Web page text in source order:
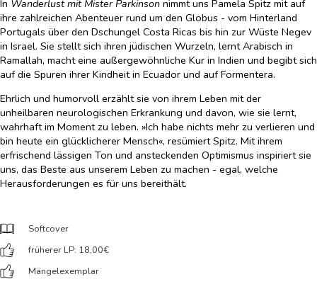
In Wanderlust mit Mister Parkinson nimmt uns Pamela Spitz mit auf
ihre zahlreichen Abenteuer rund um den Globus - vom Hinterland
Portugals über den Dschungel Costa Ricas bis hin zur Wüste Negev
in Israel. Sie stellt sich ihren jüdischen Wurzeln, lernt Arabisch in
Ramallah, macht eine außergewöhnliche Kur in Indien und begibt sich
auf die Spuren ihrer Kindheit in Ecuador und auf Formentera.
Ehrlich und humorvoll erzählt sie von ihrem Leben mit der
unheilbaren neurologischen Erkrankung und davon, wie sie lernt,
wahrhaft im Moment zu leben. »Ich habe nichts mehr zu verlieren und
bin heute ein glücklicherer Mensch«, resümiert Spitz. Mit ihrem
erfrischend lässigen Ton und ansteckenden Optimismus inspiriert sie
uns, das Beste aus unserem Leben zu machen - egal, welche
Herausforderungen es für uns bereithält.
Softcover
früherer LP: 18,00€
Mängelexemplar